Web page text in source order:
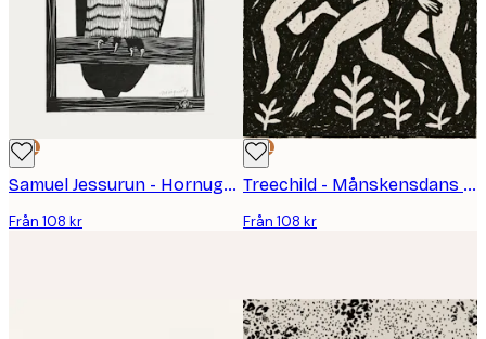
DEAL
Samuel Jessurun - Hornuggla Poster
Från 108 kr
DEAL
Treechild - Månskensdans Poster
Från 108 kr